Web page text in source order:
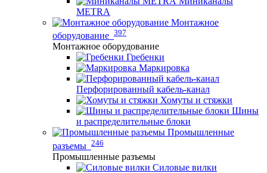
METRA
Монтажное
оборудование 397
Монтажное оборудование
Гребенки
Маркировка
Перфорированный кабель-канал
Хомуты и стяжки
Шины
и распределительные блоки
Промышленные
разъемы 246
Промышленные разъемы
Силовые вилки